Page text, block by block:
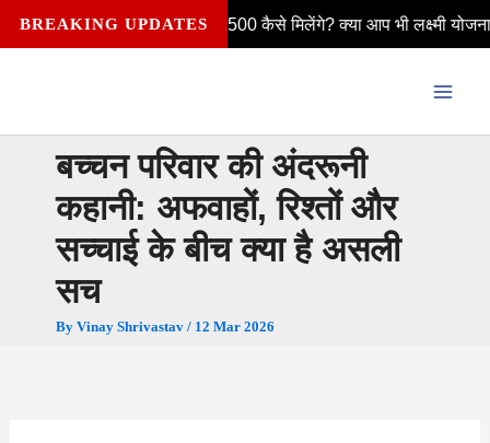
Skip
to
BREAKING UPDATES
हर महीने ₹2,500 कैसे मिलेंगे? क्या आप भी लक्ष्मी योजना की पात्र
बच्चन परिवार की अंदरूनी
कहानी: अफवाहों, रिश्तों और
सच्चाई के बीच क्या है असली
सच
By Vinay Shrivastav / 12 Mar 2026